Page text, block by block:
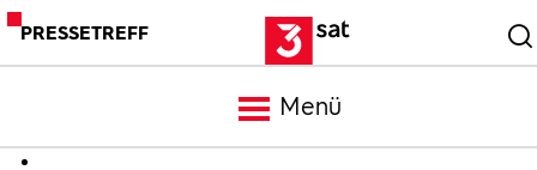
PRESSETREFF
Menü